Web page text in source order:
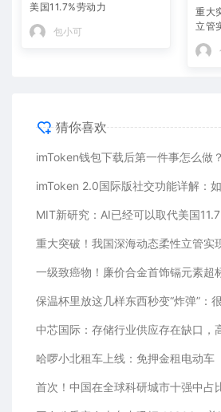
美国11.7%劳动力
包小可
重大
立管
猜你喜欢
哈啰小北租车上线：免押金租电动车